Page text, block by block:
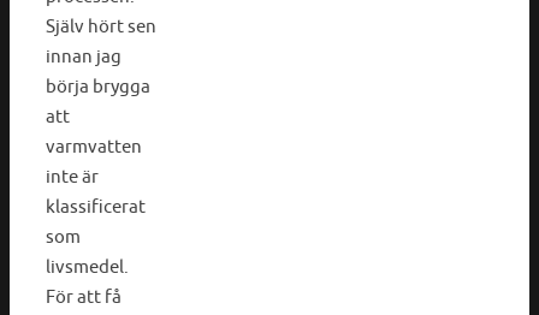
Själv hört sen
innan jag
börja brygga
att
varmvatten
inte är
klassificerat
som
livsmedel.
För att få